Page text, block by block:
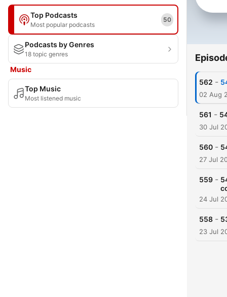
Top Podcasts
Most popular podcasts
50
Podcasts by Genres
18 topic genres
Music
Top Music
Most listened music
562 -
02 Aug
561 -
30 Jul
560 -
27 Jul
559 -
24 Jul
558 -
23 Jul